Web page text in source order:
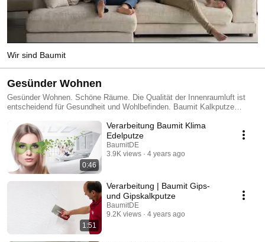
Wir sind Baumit
Gesünder Wohnen
Gesünder Wohnen. Schöne Räume. Die Qualität der Innenraumluft ist
entscheidend für Gesundheit und Wohlbefinden. Baumit Kalkputze
Feuchtigkeitshaushalts bei, beugen Schimmelbildung vor und sorgen
somit für ein angenehmes Raumklima. Oder Sie entscheiden sich mit
Ionit für eine dauerhaft aktive Luftreinigung. Schöne Wände – mit gutem
Gefühl.
0:46
Verarbeitung Baumit Klima
Edelputze
BaumitDE
3.9K views
4 years ago
1:51
Verarbeitung | Baumit Gips-
und Gipskalkputze
BaumitDE
9.2K views
4 years ago